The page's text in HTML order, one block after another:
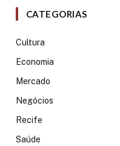
CATEGORIAS
Cultura
Economia
Mercado
Negócios
Recife
Saúde